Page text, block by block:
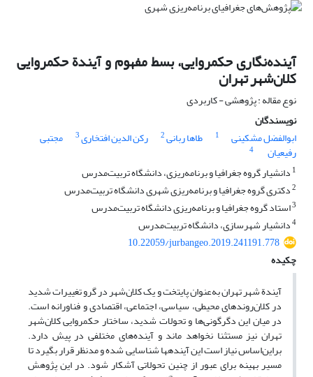
آینده‌نگاری حکمروایی، بسط مفهوم و آیندة حکمروایی
کلان‌شهر تهران
نوع مقاله : پژوهشی - کاربردی
نویسندگان
ابوالفضل مشکینی
1 طاها ربانی2 رکن الدین افتخاری3 مجتبی
رفیعیان
4
1 دانشیار گروه جغرافیا و برنامه‌ریزی، دانشگاه تربیت‌مدرس
2دکتری گروه جغرافیا و برنامه‌ریزی شهری دانشگاه تربیت‌مدرس
3استاد گروه جغرافیا و برنامه‌ریزی دانشگاه تربیت‌مدرس
4دانشیار شهرسازی، دانشگاه تربیت‌مدرس
10.22059/jurbangeo.2019.241191.778
چکیده
آیندة شهر تهران به‌عنوان پایتخت و یک کلان‌شهر در گرو تغییرات شدید
در کلان‌روندهای محیطی، سیاسی، اجتماعی، اقتصادی و فناورانه است.
در میان این دگرگونی‌ها و تحولات شدید، ساختار حکمروایی کلان‌شهر
تهران نیز مستثنا نخواهد ماند و آینده‌های مختلفی در پیش دارد.
براین‌اساس نیاز است این آینده­ها شناسایی شده و مدنظر قرار بگیرد تا
مسیر بهینه برای عبور از چنین تحولاتی آشکار شود. در این پژوهش